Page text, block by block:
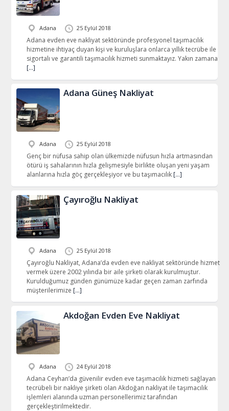
Adana 25 Eylül 2018
Adana evden eve nakliyat sektöründe profesyonel taşımacılık
hizmetine ihtiyaç duyan kişi ve kuruluşlara onlarca yıllık tecrübe ile
sigortalı ve garantili taşımacılık hizmeti sunmaktayız. Yakın zamana
[…]
Adana Güneş Nakliyat
Adana 25 Eylül 2018
Genç bir nüfusa sahip olan ülkemizde nüfusun hızla artmasından
ötürü iş sahalarının hızla gelişmesiyle birlikte oluşan yeni yaşam
alanlarına hızla göç gerçekleşiyor ve bu taşımacılık […]
Çayıroğlu Nakliyat
Adana 25 Eylül 2018
Çayıroğlu Nakliyat, Adana’da evden eve nakliyat sektöründe hizmet
vermek üzere 2002 yılında bir aile şirketi olarak kurulmuştur.
Kurulduğumuz günden günümüze kadar geçen zaman zarfında
müşterilerimize […]
Akdoğan Evden Eve Nakliyat
Adana 24 Eylül 2018
Adana Ceyhan’da güvenilir evden eve taşımacılık hizmeti sağlayan
tecrübeli bir nakliye şirketi olan Akdoğan nakliyat ile taşımacılık
işlemleri alanında uzman personellerimiz tarafından
gerçekleştirilmektedir.